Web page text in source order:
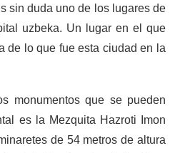
sin duda uno de los lugares de
uzbeka. Un lugar en el que
de lo que fue esta ciudad en la
monumentos que se pueden
es la Mezquita Hazroti Imon
de 54 metros de altura